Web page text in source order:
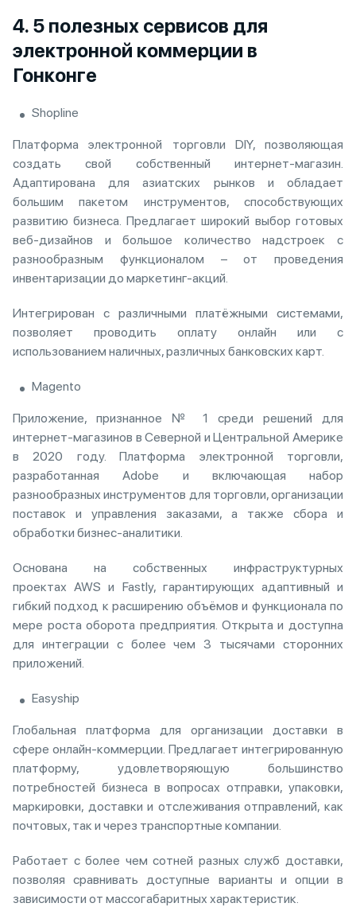
4. 5 полезных сервисов для
электронной коммерции в
Гонконге
Shopline
Платформа электронной торговли DIY, позволяющая
создать свой собственный интернет-магазин.
Адаптирована для азиатских рынков и обладает
большим пакетом инструментов, способствующих
развитию бизнеса. Предлагает широкий выбор готовых
веб-дизайнов и большое количество надстроек с
разнообразным функционалом – от проведения
инвентаризации до маркетинг-акций.
Интегрирован с различными платёжными системами,
позволяет проводить оплату онлайн или с
использованием наличных, различных банковских карт.
‍Magento
Приложение, признанное № 1 среди решений для
интернет-магазинов в Северной и Центральной Америке
в 2020 году. Платформа электронной торговли,
разработанная Adobe и включающая набор
разнообразных инструментов для торговли, организации
поставок и управления заказами, а также сбора и
обработки бизнес-аналитики.
Основана на собственных инфраструктурных
проектах AWS и Fastly, гарантирующих адаптивный и
гибкий подход к расширению объёмов и функционала по
мере роста оборота предприятия. Открыта и доступна
для интеграции с более чем 3 тысячами сторонних
приложений.
‍Easyship
Глобальная платформа для организации доставки в
сфере онлайн-коммерции. Предлагает интегрированную
платформу, удовлетворяющую большинство
потребностей бизнеса в вопросах отправки, упаковки,
маркировки, доставки и отслеживания отправлений, как
почтовых, так и через транспортные компании.
Работает с более чем сотней разных служб доставки,
позволяя сравнивать доступные варианты и опции в
зависимости от массогабаритных характеристик.